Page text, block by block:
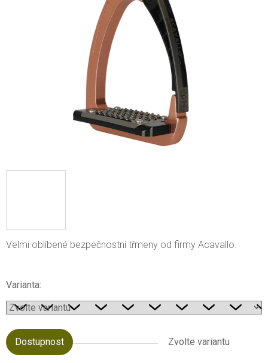
Velmi oblíbené bezpečnostní třmeny od firmy Acavallo.
Varianta:
Dostupnost Zvolte variantu